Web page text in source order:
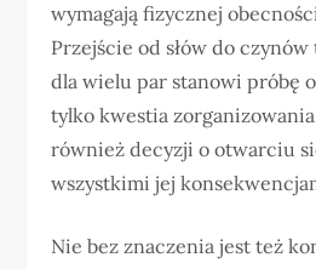
wymagają fizycznej
Przejście od słów do
dla wielu par stanowi próbę
tylko kwestia
również decyzji o otwarciu
wszystkimi jej
Nie bez znaczenia jest też